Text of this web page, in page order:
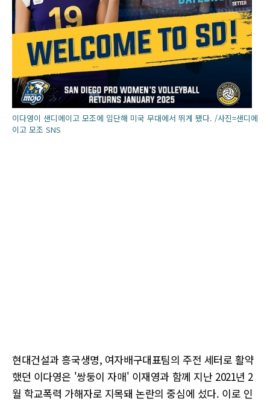
이다영이 샌디에이고 모조에 입단해 미국 무대에서 뛰게 됐다. /사진=샌디에
이고 모조 SNS
현대건설과 흥국생명, 여자배구대표팀의 주전 세터로 활약
했던 이다영은 '쌍둥이 자매' 이재영과 함께 지난 2021년 2
월 학교폭력 가해자로 지목돼 논란의 중심에 섰다. 이로 인